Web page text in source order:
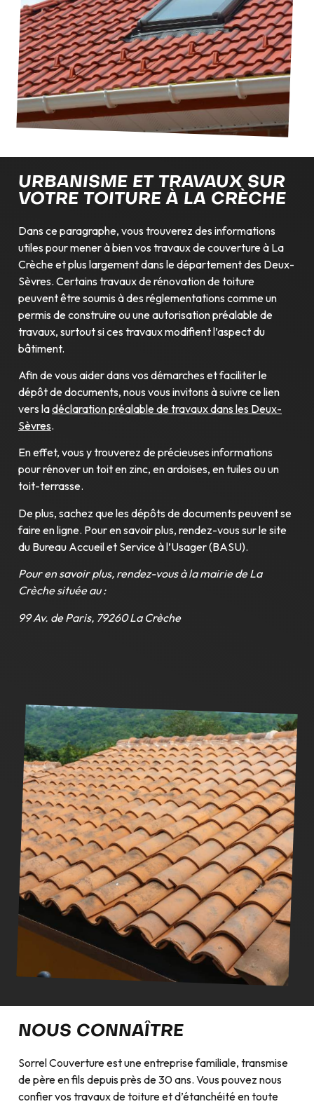
URBANISME ET TRAVAUX SUR
VOTRE TOITURE À LA CRÈCHE
Dans ce paragraphe, vous trouverez des informations
utiles pour mener à bien vos travaux de couverture à La
Crèche et plus largement dans le département des Deux-
Sèvres. Certains travaux de rénovation de toiture
peuvent être soumis à des réglementations comme un
permis de construire ou une autorisation préalable de
travaux, surtout si ces travaux modifient l’aspect du
bâtiment.
Afin de vous aider dans vos démarches et faciliter le
dépôt de documents, nous vous invitons à suivre ce lien
vers ladéclaration préalable de travaux dans les Deux-
Sèvres.
En effet, vous y trouverez de précieuses informations
pour rénover un toit en zinc, en ardoises, en tuiles ou un
toit-terrasse.
De plus, sachez que les dépôts de documents peuvent se
faire en ligne. Pour en savoir plus, rendez-vous sur le site
du Bureau Accueil et Service à l’Usager (BASU).
Pour en savoir plus, rendez-vous à la mairie deLa
Crèche située au :
99 Av. de Paris, 79260 La Crèche
NOUS CONNAÎTRE
Sorrel Couverture est une entreprise familiale, transmise
de père en fils depuis près de 30 ans. Vous pouvez nous
confier vos travaux de toiture et d’étanchéité en toute